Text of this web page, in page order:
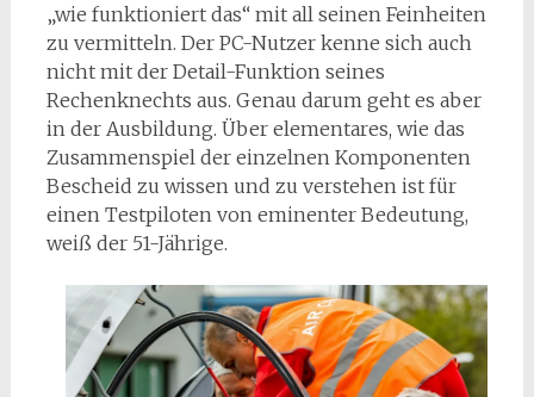
„wie funktioniert das“ mit all seinen Feinheiten
zu vermitteln. Der PC-Nutzer kenne sich auch
nicht mit der Detail-Funktion seines
Rechenknechts aus. Genau darum geht es aber
in der Ausbildung. Über elementares, wie das
Zusammenspiel der einzelnen Komponenten
Bescheid zu wissen und zu verstehen ist für
einen Testpiloten von eminenter Bedeutung,
weiß der 51-Jährige.